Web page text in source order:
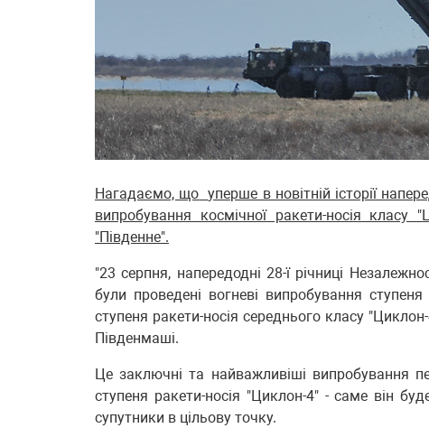
Нагадаємо, що уперше в новітній історії
випробування космічної ракети-носія
"Південне".
"23 серпня, напередодні 28-ї річниці
були проведені вогневі випробування
ступеня ракети-носія середнього класу
Південмаші.
Це заключні та найважливіші випробування
ступеня ракети-носія "Циклон-4" - саме він
супутники в цільову точку.